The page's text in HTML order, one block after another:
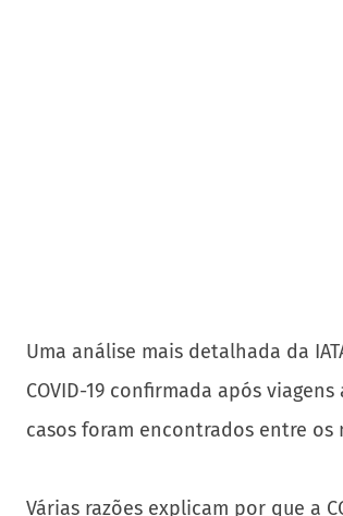
Uma análise mais detalhada da
COVID-19 confirmada após
casos foram encontrados entre
Várias razões explicam por que a